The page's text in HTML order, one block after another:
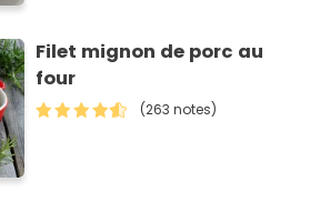
Filet mignon de porc au
four
(263 notes)